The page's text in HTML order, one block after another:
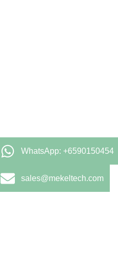
WhatsApp: +6590150454
sales@mekeltech.com